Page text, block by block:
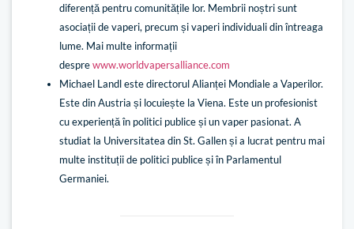
diferență pentru comunitățile lor. Membrii noștri sunt
asociații de vaperi, precum și vaperi individuali din întreaga
lume. Mai multe informații
desprewww.worldvapersalliance.com
Michael Landl este directorul Alianței Mondiale a Vaperilor.
Este din Austria și locuiește la Viena. Este un profesionist
cu experiență în politici publice și un vaper pasionat. A
studiat la Universitatea din St. Gallen și a lucrat pentru mai
multe instituții de politici publice și în Parlamentul
Germaniei.